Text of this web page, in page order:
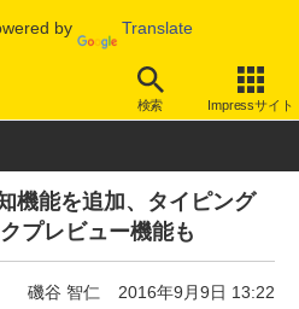
by Translate
検索 Impressサイト
フト ソフトウェア スマートフ
機能を追加、タイピング
プレビュー機能も
磯谷 智仁 2016年9月9日 13:22